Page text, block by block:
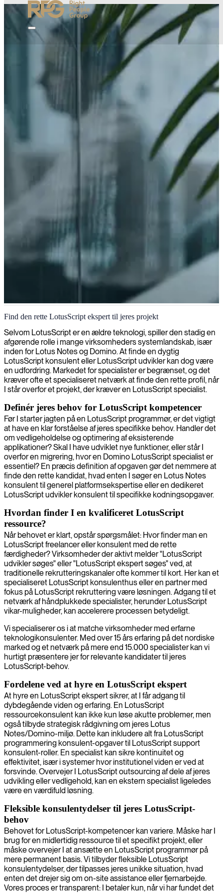
LotusScript-udvikler
Find den rette LotusScript ekspert til jeres projekt
Selvom LotusScript er en ældre teknologi, spiller den stadig en
afgørende rolle i mange virksomheders systemlandskab, især
inden for Lotus Notes og Domino. At finde en dygtig
LotusScript konsulent eller LotusScript udvikler kan dog være
en udfordring. Markedet for specialister er begrænset, og det
kræver ofte et specialiseret netværk at finde den rette profil, når
I står overfor et projekt, der kræver en LotusScript specialist.
Definér jeres behov for LotusScript kompetencer
Før I starter jagten på en LotusScript programmør, er det vigtigt
at have en klar forståelse af jeres specifikke behov. Handler det
om vedligeholdelse og optimering af eksisterende
applikationer? Skal I have udviklet nye funktioner, eller står I
overfor en migrering, hvor en Domino LotusScript specialist er
essentiel? En præcis definition af opgaven gør det nemmere at
finde den rette kandidat, hvad enten I søger en Lotus Notes
konsulent til generel platformsekspertise eller en dedikeret
LotusScript udvikler konsulent til specifikke kodningsopgaver.
Hvordan finder I en kvalificeret LotusScript
ressource?
Når behovet er klart, opstår spørgsmålet: Hvor finder man en
LotusScript freelancer eller konsulent med de rette
færdigheder? Virksomheder der aktivt melder "LotusScript
udvikler søges" eller "LotusScript ekspert søges" ved, at
traditionelle rekrutteringskanaler ofte kommer til kort. Her kan et
specialiseret LotusScript konsulenthus eller en partner med
fokus på LotusScript rekruttering være løsningen. Adgang til et
netværk af håndplukkede specialister, herunder LotusScript
vikar-muligheder, kan accelerere processen betydeligt.
Vi specialiserer os i at matche virksomheder med erfarne
teknologikonsulenter. Med over 15 års erfaring på det nordiske
marked og et netværk på mere end 15.000 specialister kan vi
hurtigt præsentere jer for relevante kandidater til jeres
LotusScript-behov.
Fordelene ved at hyre en LotusScript ekspert
At hyre en LotusScript ekspert sikrer, at I får adgang til
dybdegående viden og erfaring. En LotusScript
ressourcekonsulent kan ikke kun løse akutte problemer, men
også tilbyde strategisk rådgivning om jeres Lotus
Notes/Domino-miljø. Dette kan inkludere alt fra LotusScript
programmering konsulent-opgaver til LotusScript support
konsulent-roller. En specialist kan sikre kontinuitet og
effektivitet, især i systemer hvor institutionel viden er ved at
forsvinde. Overvejer I LotusScript outsourcing af dele af jeres
udvikling eller vedligehold, kan en ekstern specialist ligeledes
være en værdifuld løsning.
Fleksible konsulentydelser til jeres LotusScript-
behov
Behovet for LotusScript-kompetencer kan variere. Måske har I
brug for en midlertidig ressource til et specifikt projekt, eller
måske overvejer I at ansætte en LotusScript programmør på
mere permanent basis. Vi tilbyder fleksible LotusScript
konsulentydelser, der tilpasses jeres unikke situation, hvad
enten det drejer sig om on-site assistance eller fjernarbejde.
Vores proces er transparent: I betaler kun, når vi har fundet det